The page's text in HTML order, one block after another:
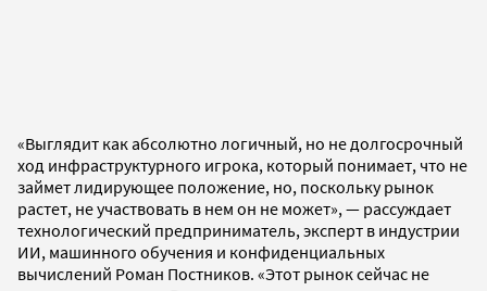
«Выглядит как абсолютно логичный, но не долгосрочный
ход инфраструктурного игрока, который понимает, что не
займет лидирующее положение, но, поскольку рынок
растет, не участвовать в нем он не может», — рассуждает
технологический предприниматель, эксперт в индустрии
ИИ, машинного обучения и конфиденциальных
вычислений Роман Постников. «Этот рынок сейчас не